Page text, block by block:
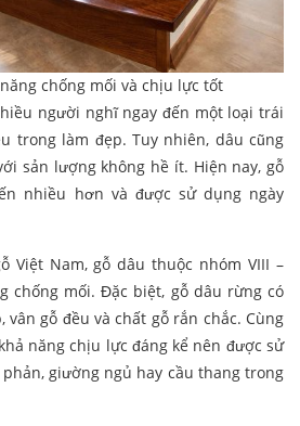
chống mối và chịu lực tốt
người nghĩ ngay đến một loại trái
trong làm đẹp. Tuy nhiên, dâu cũng
sản lượng không hề ít. Hiện nay, gỗ
nhiều hơn và được sử dụng ngày
Việt Nam, gỗ dâu thuộc nhóm VIII –
chống mối. Đặc biệt, gỗ dâu rừng có
vân gỗ đều và chất gỗ rắn chắc. Cùng
năng chịu lực đáng kể nên được sử
giường ngủ hay cầu thang trong